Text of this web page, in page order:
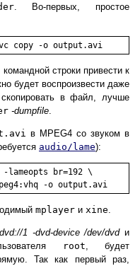
. Во-первых, простое
copy -o output.avi
строки привести к
будет воспроизвести даже
в файл, лучше
-dumpfile
в MPEG4 со звуком в
audio/lame):
-lameopts br=192 \
-o output.avi
mplayer и xine
dvd://1 -dvd-device /dev/dvdи
root , будет
Так как первый раз,